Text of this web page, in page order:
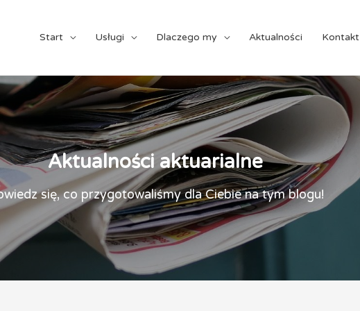
Start Usługi Dlaczego my Aktualności Kontakt
Aktualności aktuarialne
się, co przygotowaliśmy dla Ciebie na tym blogu!